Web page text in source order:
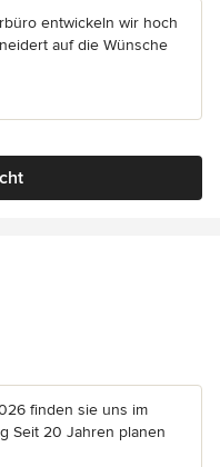
entwickeln wir hoch
auf die Wünsche
5 Sternen
finden sie uns im
Seit 20 Jahren planen